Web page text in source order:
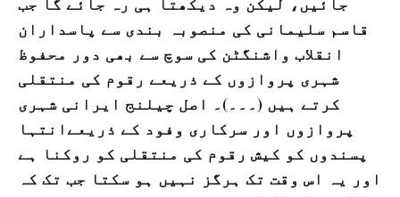
قاسم سلیمانی کی منصوبہ بندی سے پاسداران
انقلاب واشنگٹن کی سوچ سے بھی دور محفوظ
شہری پروازوں کے ذریعے رقوم کی منتقلی
کرتے ہیں (۔۔۔)۔ اصل چیلنج ایرانی شہری
پروازوں اور سرکاری وفود کے ذریعےانتہا
پسندوں کو کیش رقوم کی منتقلی کو روکنا ہے
اور یہ اس وقت تک ہرگز نہیں ہو سکتا جب تک کہ